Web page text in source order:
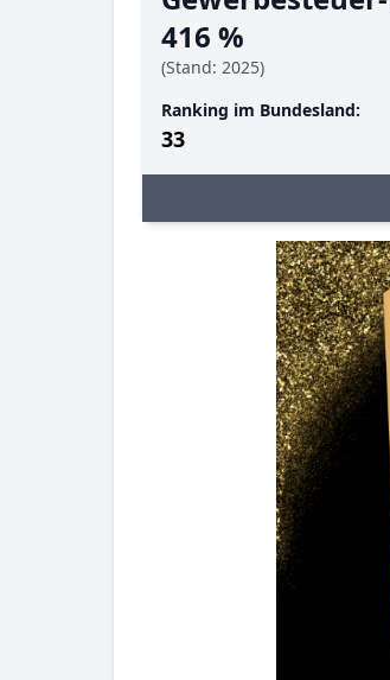
416 %
(Stand: 2025)
Ranking im Bundesland:
33